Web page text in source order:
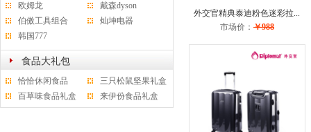
欧姆龙
戴森dyson
伯傲工具组合
灿坤电器
韩国777
食品大礼包
恰恰休闲食品
三只松鼠坚果礼盒
百草味食品礼盒
来伊份食品礼盒
外交官精典泰迪粉色迷彩拉...
市场价： ￥988